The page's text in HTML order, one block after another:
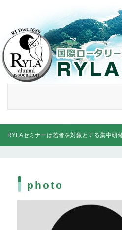
RYLAセミナーは若者を対象とする集中研
photo